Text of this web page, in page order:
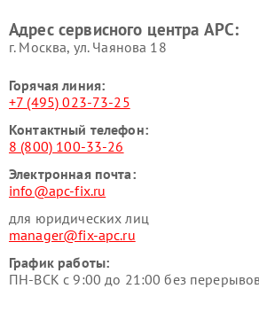
Адрес сервисного центра APC:
г. Москва, ул. Чаянова 18
Горячая линия:
+7 (495) 023-73-25
Контактный телефон:
8 (800) 100-33-26
Электронная почта:
info@apc-fix.ru
для юридических лиц
manager@fix-apc.ru
График работы:
ПН-ВСК с 9:00 до 21:00 без